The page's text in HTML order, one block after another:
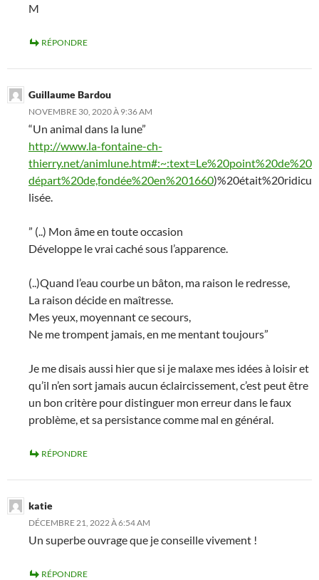
M
RÉPONDRE
Guillaume Bardou
NOVEMBRE 30, 2020 À 9:36 AM
“Un animal dans la lune”
http://www.la-fontaine-ch-
thierry.net/animlune.htm#:~:text=Le%20point%20de%20
départ%20de,fondée%20en%201660)%20était%20ridicu
lisée.
” (..) Mon âme en toute occasion
Développe le vrai caché sous l’apparence.
(..)Quand l’eau courbe un bâton, ma raison le redresse,
La raison décide en maîtresse.
Mes yeux, moyennant ce secours,
Ne me trompent jamais, en me mentant toujours”
Je me disais aussi hier que si je malaxe mes idées à loisir et
qu’il n’en sort jamais aucun éclaircissement, c’est peut être
un bon critère pour distinguer mon erreur dans le faux
problème, et sa persistance comme mal en général.
RÉPONDRE
katie
DÉCEMBRE 21, 2022 À 6:54 AM
Un superbe ouvrage que je conseille vivement !
RÉPONDRE